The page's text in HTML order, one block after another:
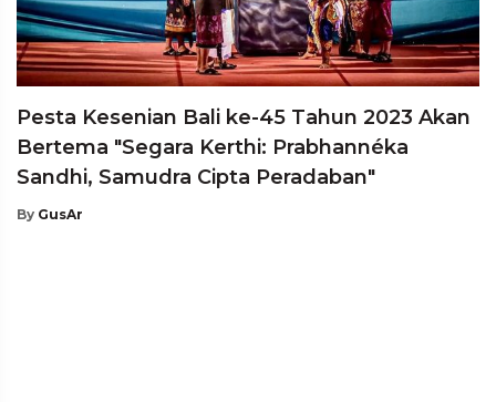
Pesta Kesenian Bali ke-45 Tahun 2023 Akan
Bertema "Segara Kerthi: Prabhannéka
Sandhi, Samudra Cipta Peradaban"
By GusAr